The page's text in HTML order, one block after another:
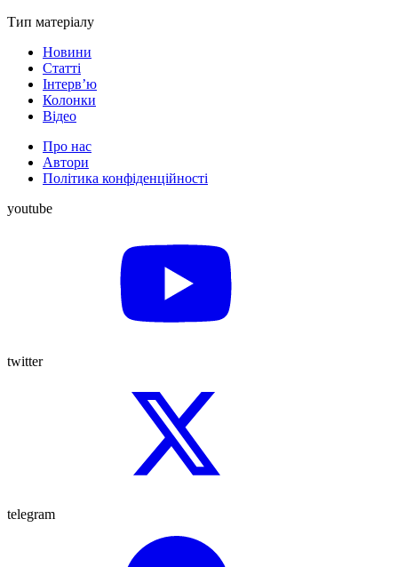
Тип матеріалу
Новини
Статті
Інтерв’ю
Колонки
Відео
Про нас
Автори
Політика конфіденційності
youtube
twitter
telegram